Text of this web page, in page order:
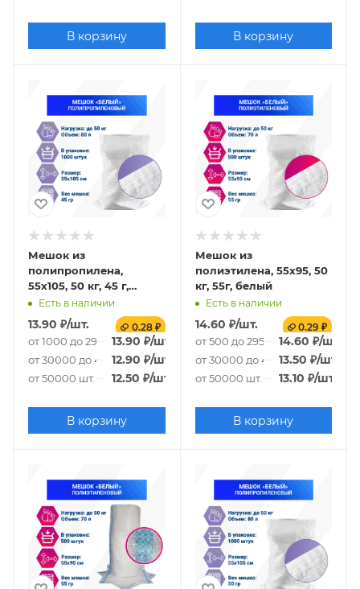
В корзину В корзину
Мешок из
полипропилена,
55x105, 50 кг, 45 г,
белый
Есть в наличии
13.90 ₽/шт. 0.28 ₽
от 1000 до 29000 шт.
13.90 ₽/шт.
от 30000 до 49000 шт.
12.90 ₽/шт.
от 50000 шт. 12.50 ₽/шт.
В корзину
Мешок из
полиэтилена, 55x95, 50
кг, 55г, белый
Есть в наличии
14.60 ₽/шт. 0.29 ₽
от 500 до 29500 шт.
14.60 ₽/шт.
от 30000 до 49500 шт.
13.50 ₽/шт.
от 50000 шт. 13.10 ₽/шт.
В корзину